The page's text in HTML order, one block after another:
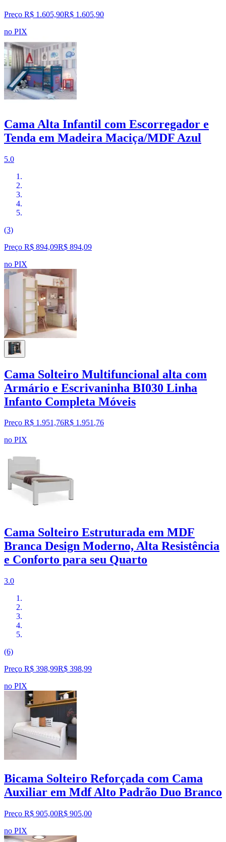
Preço R$ 1.605,90R$ 1.605,90
no PIX
Cama Alta Infantil com Escorregador e
Tenda em Madeira Maciça/MDF Azul
5.0
(3)
Preço R$ 894,09R$ 894,09
no PIX
Cama Solteiro Multifuncional alta com
Armário e Escrivaninha BI030 Linha
Infanto Completa Móveis
Preço R$ 1.951,76R$ 1.951,76
no PIX
Cama Solteiro Estruturada em MDF
Branca Design Moderno, Alta Resistência
e Conforto para seu Quarto
3.0
(6)
Preço R$ 398,99R$ 398,99
no PIX
Bicama Solteiro Reforçada com Cama
Auxiliar em Mdf Alto Padrão Duo Branco
Preço R$ 905,00R$ 905,00
no PIX